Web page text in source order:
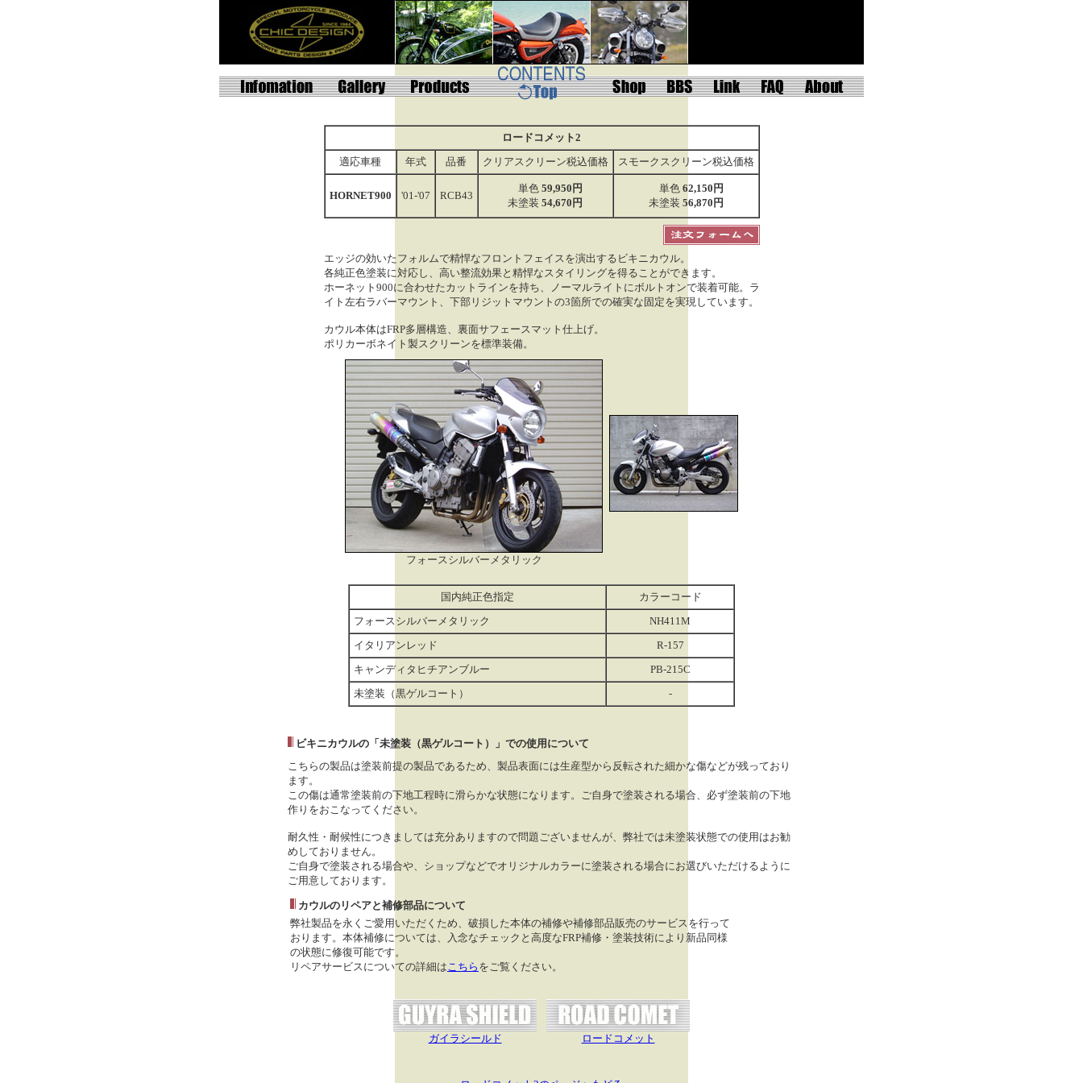
ロードコメット2
適応車種
年式 品番 クリアスクリーン税込価格 スモークスクリーン税込価格
HORNET900 '01-'07 RCB43
単色 59,950円
未塗装 54,670円
単色 62,150円
未塗装 56,870円
エッジの効いたフォルムで精悍なフロントフェイスを演出するビキニカウル。
各純正色塗装に対応し、高い整流効果と精悍なスタイリングを得ることができます。
ホーネット900に合わせたカットラインを持ち、ノーマルライトにボルトオンで装着可能。ラ
イト左右ラバーマウント、下部リジットマウントの3箇所での確実な固定を実現しています。
カウル本体はFRP多層構造、裏面サフェースマット仕上げ。
ポリカーボネイト製スクリーンを標準装備。
フォースシルバーメタリック
国内純正色指定
カラーコード
フォースシルバーメタリック
NH411M
イタリアンレッド
R-157
キャンディタヒチアンブルー
PB-215C
未塗装（黒ゲルコート）
-
ビキニカウルの「未塗装（黒ゲルコート）」での使用について
こちらの製品は塗装前提の製品であるため、製品表面には生産型から反転された細かな傷などが残っており
ます。
この傷は通常塗装前の下地工程時に滑らかな状態になります。ご自身で塗装される場合、必ず塗装前の下地
作りをおこなってください。
耐久性・耐候性につきましては充分ありますので問題ございませんが、弊社では未塗装状態での使用はお勧
めしておりません。
ご自身で塗装される場合や、ショップなどでオリジナルカラーに塗装される場合にお選びいただけるように
ご用意しております。
カウルのリペアと補修部品について
弊社製品を永くご愛用いただくため、破損した本体の補修や補修部品販売のサービスを行って
おります。本体補修については、入念なチェックと高度なFRP補修・塗装技術により新品同様
の状態に修復可能です。
リペアサービスについての詳細はこちら をご覧ください。
ガイラシールド ロードコメット